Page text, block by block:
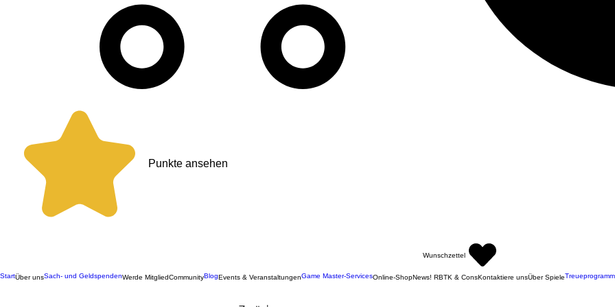
Punkte ansehen
Wunschzettel
StartÜber unsSach- und GeldspendenWerde MitgliedCommunityBlogEvents & VeranstaltungenGame Master-ServicesOnline-ShopNews! RBTK & ConsKontaktiere unsÜber SpieleTreueprogramm